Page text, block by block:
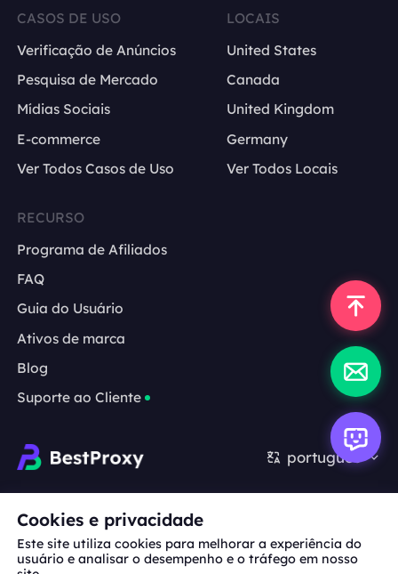
CASOS DE USO
Verificação de Anúncios
Pesquisa de Mercado
Mídias Sociais
E-commerce
Ver Todos Casos de Uso
LOCAIS
United States
Canada
United Kingdom
Germany
Ver Todos Locais
RECURSO
Programa de Afiliados
FAQ
Guia do Usuário
Ativos de marca
Blog
Suporte ao Cliente
português
Cooperação:michael.wang@bestproxy.com
Cookies e privacidade
Este site utiliza cookies para melhorar a experiência do
usuário e analisar o desempenho e o tráfego em nosso